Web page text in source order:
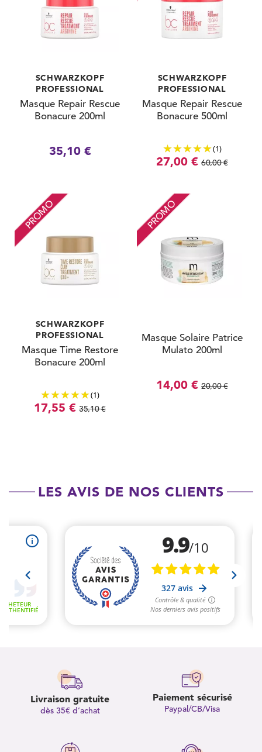
SCHWARZKOPF
PROFESSIONAL
Masque Repair Rescue
Bonacure 200ml
35,10 €
SCHWARZKOPF
PROFESSIONAL
Masque Repair Rescue
Bonacure 500ml
(1)
27,00 € 60,00 €
PROMO
SCHWARZKOPF
PROFESSIONAL
Masque Time Restore
Bonacure 200ml
(1)
17,55 € 35,10 €
PROMO
Masque Solaire Patrice
Mulato 200ml
14,00 € 20,00 €
LES AVIS DE NOS CLIENTS
Livraison gratuite
dès 35€ d’achat
Paiement sécurisé
Paypal/CB/Visa